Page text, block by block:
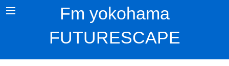
Fm yokohama
FUTURESCAPE